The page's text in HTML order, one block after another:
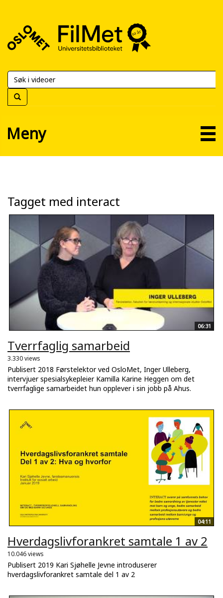
FilMet
Universitetsbiblioteket
Meny
Tagget med interact
06:31
Tverrfaglig samarbeid
3.330 views
Publisert 2018 Førstelektor ved OsloMet, Inger Ulleberg,
intervjuer spesialsykepleier Kamilla Karine Heggen om det
tverrfaglige samarbeidet hun opplever i sin jobb på Ahus.
04:11
Hverdagslivforankret samtale 1 av 2
10.046 views
Publisert 2019 Kari Sjøhelle Jevne introduserer
hverdagslivforankret samtale del 1 av 2